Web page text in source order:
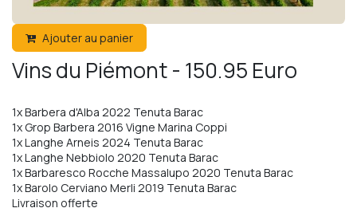
Ajouter au panier
Vins du Piémont - 150.95 Euro
1x Barbera d'Alba 2022 Tenuta Barac
1x Grop Barbera 2016 Vigne Marina Coppi
1x Langhe Arneis 2024 Tenuta Barac
1x Langhe Nebbiolo 2020 Tenuta Barac
1x Barbaresco Rocche Massalupo 2020 Tenuta Barac
1x Barolo Cerviano Merli 2019 Tenuta Barac
Livraison offerte